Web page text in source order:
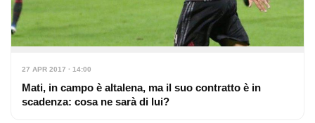
27 APR 2017 · 14:00
Mati, in campo è altalena, ma il suo contratto è in
scadenza: cosa ne sarà di lui?